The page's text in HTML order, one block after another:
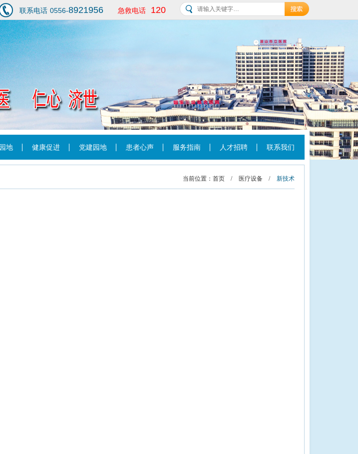
联系电话 0556-8921956 急救电话 120
地 健康促进 党建园地 患者心声 服务指南 人才招聘 联系我们
当前位置： 首页 / 医疗设备 / 新技术